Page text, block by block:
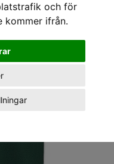
och för
kommer ifrån.